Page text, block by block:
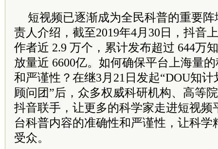
短视频已逐渐成为全民科普的重要
责人介绍，截至2019年4月30日，抖音
作者近 2.9 万个，累计发布超过 644万
放量近 6600亿。如何确保平台上海量
和严谨性？在继3月21日发起“DOU知
顾问团”后，众多权威科研机构、高等
抖音联手，让更多的科学家走进短视频
台科普内容的准确性和严谨性，让科学
受众。